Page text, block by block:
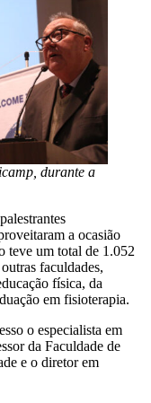
durante a
a ocasião
teve um total de 1.052
faculdades,
física, da
em fisioterapia.
o especialista em
da Faculdade de
e o diretor em